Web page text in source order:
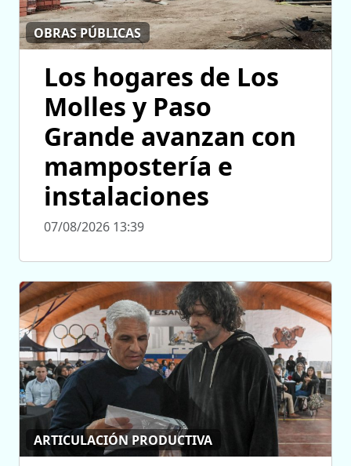
OBRAS PÚBLICAS
Los hogares de Los
Molles y Paso
Grande avanzan con
mampostería e
instalaciones
07/08/2026 13:39
ARTICULACIÓN PRODUCTIVA